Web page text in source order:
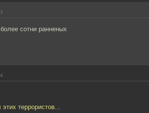
сотни ранненых
террористов...